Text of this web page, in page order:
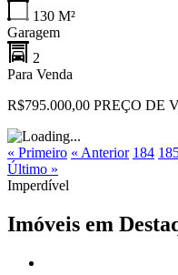
130 M²
Garagem
2
Para Venda
R$795.000,00 PREÇO DE
« Primeiro « Anterior 184
Último »
Imperdível
Imóveis em